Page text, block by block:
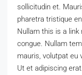
sollicitudin et.
pharetra tristique
Nullam this is a
congue. Nullam
mauris, volutpat eu
Ut et adipiscing